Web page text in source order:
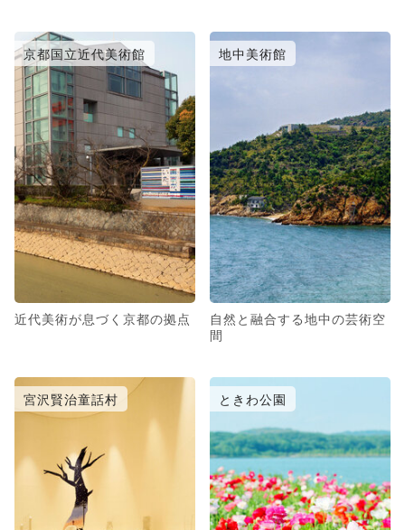
京都国立近代美術館
近代美術が息づく京都の拠点
地中美術館
自然と融合する地中の芸術空
間
宮沢賢治童話村 ときわ公園